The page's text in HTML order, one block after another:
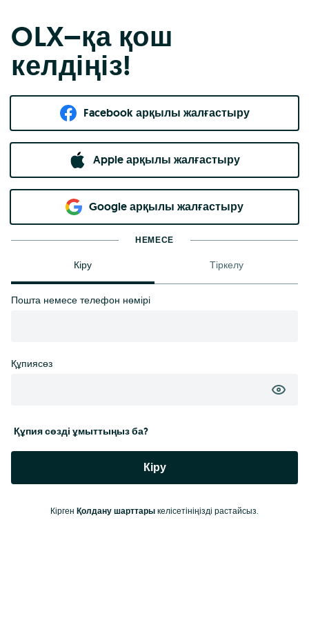
OLX–қа қош
келдіңіз!
Facebook арқылы жалғастыру
Apple арқылы жалғастыру
Google арқылы жалғастыру
НЕМЕСЕ
Кіру Тіркелу
Пошта немесе телефон нөмірі
Құпиясөз
Құпия сөзді ұмыттыңыз ба?
Кіру
Кірген Қолдану шарттары келісетініңізді растайсыз.